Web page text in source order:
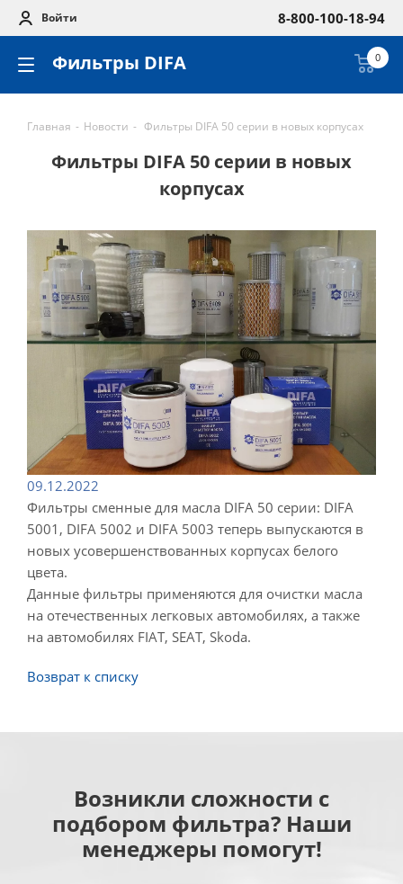
Войти 8-800-100-18-94
Фильтры DIFA 0
Главная - Новости - Фильтры DIFA 50 серии в новых корпусах
Фильтры DIFA 50 серии в новых
корпусах
09.12.2022
Фильтры сменные для масла DIFA 50 серии: DIFA
5001, DIFA 5002 и DIFA 5003 теперь выпускаются в
новых усовершенствованных корпусах белого
цвета.
Данные фильтры применяются для очистки масла
на отечественных легковых автомобилях, а также
на автомобилях FIAT, SEAT, Skoda.
Возврат к списку
Возникли сложности с
подбором фильтра? Наши
менеджеры помогут!